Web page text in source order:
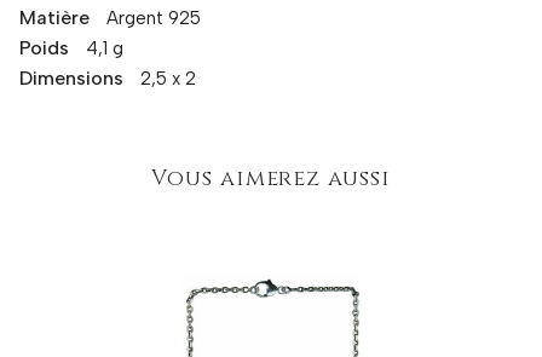
Matière Argent 925
Poids 4,1 g
Dimensions 2,5 x 2
Vous aimerez aussi